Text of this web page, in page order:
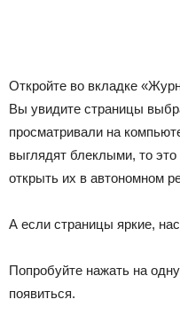
Откройте во вкладке
Вы увидите страницы
просматривали на
выглядят блеклыми, то это
открыть их в автономном
А если страницы яркие,
Попробуйте нажать на
появиться.